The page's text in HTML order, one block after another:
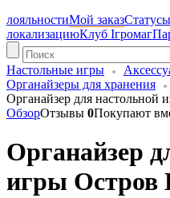
лояльностиМой заказ
локализациюКлуб Ігромаг
Настольные игры
Органайзеры для хранения
Органайзер для
ОбзорОтзывы 0Покупают
Органайзер
игры Остров